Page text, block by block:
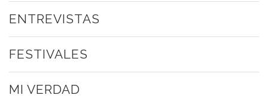
ENTREVISTAS
FESTIVALES
MI VERDAD